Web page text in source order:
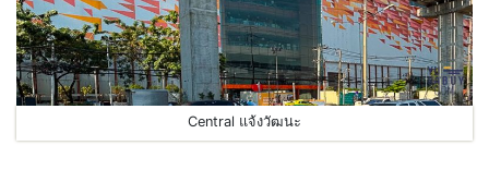
Central แจ้งวัฒนะ